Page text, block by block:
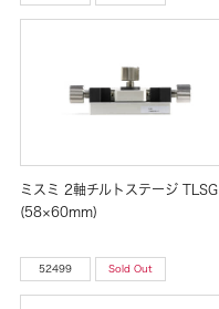
ミスミ 2軸チルトステージ TLSG
(58×60mm)
52499 Sold Out